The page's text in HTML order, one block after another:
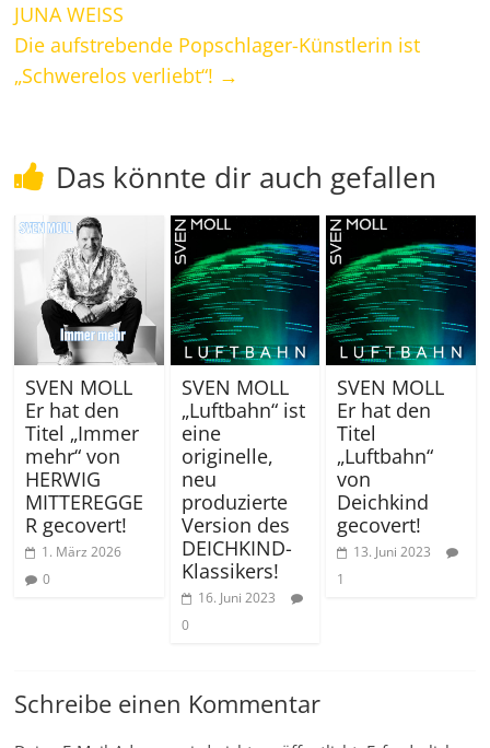
JUNA WEISS
Die aufstrebende Popschlager-Künstlerin ist
„Schwerelos verliebt“! →
Das könnte dir auch gefallen
SVEN MOLL
Er hat den
Titel „Immer
mehr“ von
HERWIG
MITTEREGGE
R gecovert!
1. März 2026
0
SVEN MOLL
„Luftbahn“ ist
eine
originelle,
neu
produzierte
Version des
DEICHKIND-
Klassikers!
16. Juni 2023
0
SVEN MOLL
Er hat den
Titel
„Luftbahn“
von
Deichkind
gecovert!
13. Juni 2023
1
Schreibe einen Kommentar